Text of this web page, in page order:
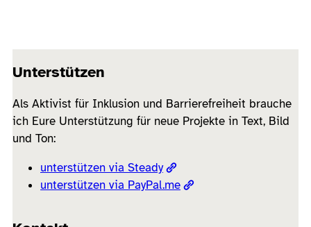
Unterstützen
Als Aktivist für Inklusion und Barrierefreiheit brauche
ich Eure Unterstützung für neue Projekte in Text, Bild
und Ton:
unterstützen via Steady
unterstützen via PayPal.me